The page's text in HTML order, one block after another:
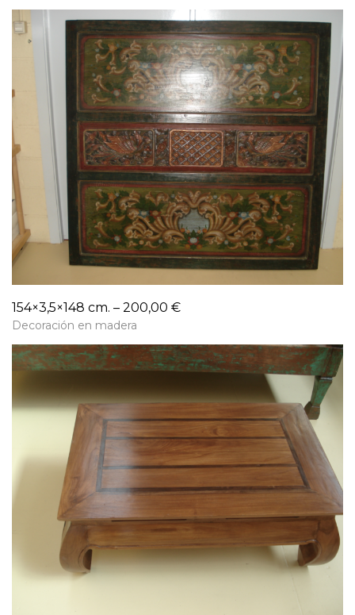
154×3,5×148 cm. – 200,00 €
Decoración en madera